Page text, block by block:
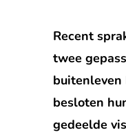
Recent
twee
buitenleven
besloten
gedeelde